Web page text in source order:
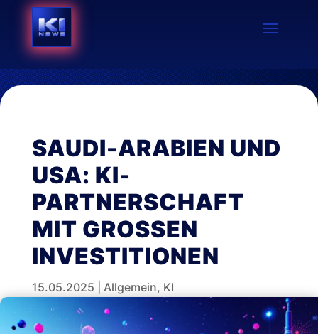
SAUDI-ARABIEN UND
USA: KI-
PARTNERSCHAFT
MIT GROSSEN I
NVESTITIONEN
15.05.2025 Allgemein, KI